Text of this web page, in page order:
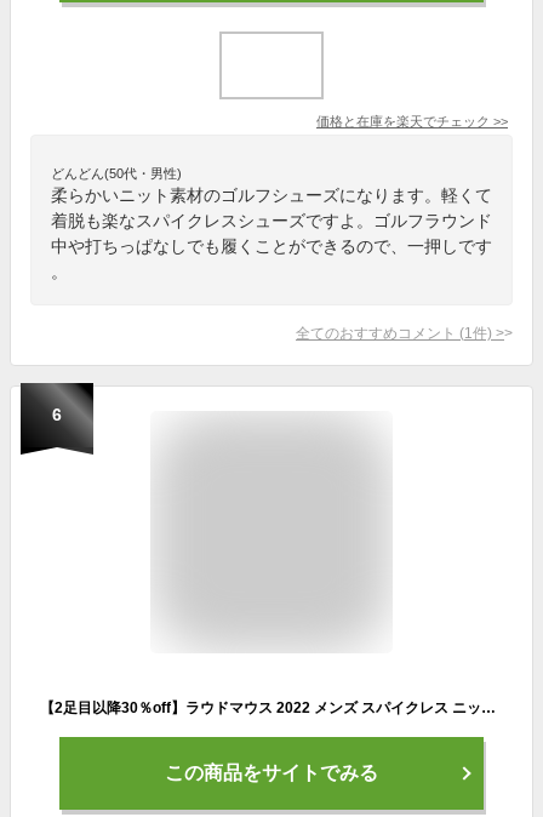
価格と在庫を楽天でチェック >>
どんどん(50代・男性)
柔らかいニット素材のゴルフシューズになります。軽くて
着脱も楽なスパイクレスシューズですよ。ゴルフラウンド
中や打ちっぱなしでも履くことができるので、一押しです
。
全てのおすすめコメント (1 件) >
6
【2足目以降30％off】ラウドマウス 2022 メンズ スパイクレス ニット ゴルフシューズ Shagadelic Black シャガデリック ブラック LM-GS0003 762979(020) 【日本規格】【新品】22SS Loudmouth スニーカー JUN2 look11
この商品をサイトでみる